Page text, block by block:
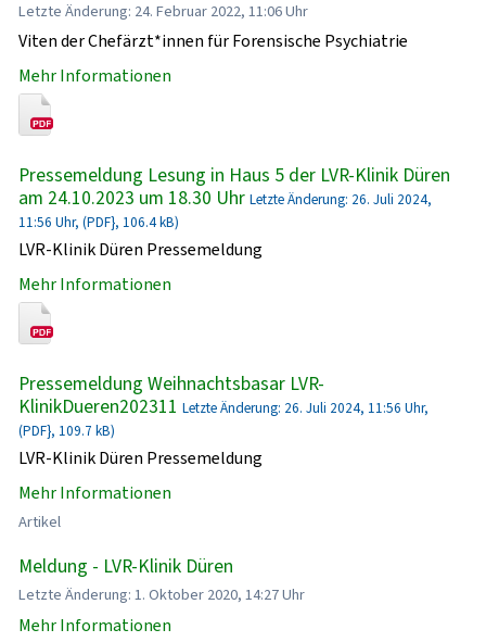
Letzte Änderung: 24. Februar 2022, 11:06 Uhr
Viten der Chefärzt*innen für Forensische Psychiatrie
Mehr Informationen
Pressemeldung Lesung in Haus 5 der LVR-Klinik Düren
am 24.10.2023 um 18.30 Uhr Letzte Änderung: 26. Juli 2024,
11:56 Uhr, (PDF}, 106.4 kB)
LVR-Klinik Düren Pressemeldung
Mehr Informationen
Pressemeldung Weihnachtsbasar LVR-
KlinikDueren202311 Letzte Änderung: 26. Juli 2024, 11:56 Uhr,
(PDF}, 109.7 kB)
LVR-Klinik Düren Pressemeldung
Mehr Informationen
Artikel
Meldung - LVR-Klinik Düren
Letzte Änderung: 1. Oktober 2020, 14:27 Uhr
Mehr Informationen